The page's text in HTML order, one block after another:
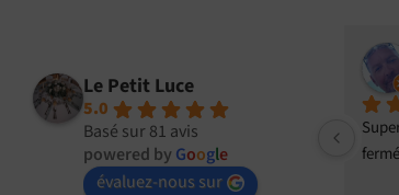
Le Petit Luce
5.0
Basé sur 81 avis
powered by Google
évaluez-nous sur
2 ans
, allez y les yeux
BRUNO
Cela fait maintenant 3
nous confions le repas de
notre entreprise à ce